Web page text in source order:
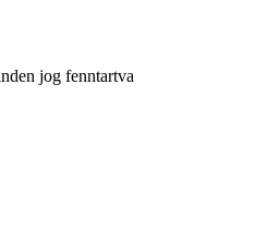
jog fenntartva